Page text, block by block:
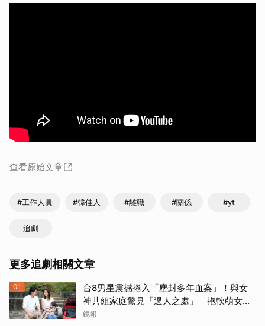
查看原始文章
#工作人員 #韓佳人 #離職 #關係 #yt
追劇
更多追劇相關文章
01
台8男星震撼捲入「塵封多年血案」！與女
神共組家庭驚見「過人之處」 抱軟萌女娃
動念再拚一胎
鏡報